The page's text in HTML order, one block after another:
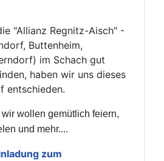
"Allianz Regnitz-Aisch" -
Buttenheim,
im Schach gut
haben wir uns dieses
entschieden.
wollen gemütlich feiern,
und mehr....
zum